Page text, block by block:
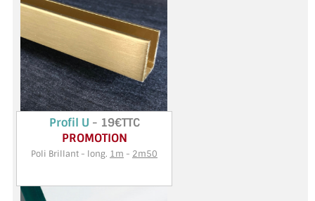
VERRE EXTRACLAIR
VERRE TREMPÉ (SÉCURIT)
PAROI DE DOUCHE
VERRE FEUILLETÉ
VERRE ANTI-REFLET
VERRE LAQUÉ/CRÉDENCE
VERRE FEUILLETÉ/TREMPÉ
Profil U - 19€TTC
PROMOTION
Poli Brillant - long. 1m - 2m50